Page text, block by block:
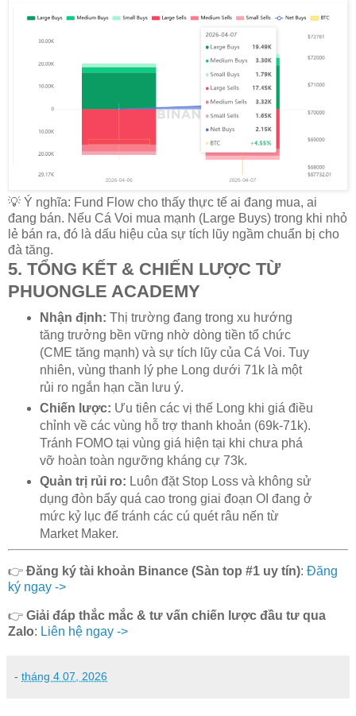
💡 Ý nghĩa: Fund Flow cho thấy thực tế ai đang mua, ai
đang bán. Nếu Cá Voi mua mạnh (Large Buys) trong khi nhỏ
lẻ bán ra, đó là dấu hiệu của sự tích lũy ngầm chuẩn bị cho
đà tăng.
5. TỔNG KẾT & CHIẾN LƯỢC TỪ
PHUONGLE ACADEMY
Nhận định: Thị trường đang trong xu hướng
tăng trưởng bền vững nhờ dòng tiền tổ chức
(CME tăng mạnh) và sự tích lũy của Cá Voi. Tuy
nhiên, vùng thanh lý phe Long dưới 71k là một
rủi ro ngắn hạn cần lưu ý.
Chiến lược: Ưu tiên các vị thế Long khi giá điều
chỉnh về các vùng hỗ trợ thanh khoản (69k-71k).
Tránh FOMO tại vùng giá hiện tại khi chưa phá
vỡ hoàn toàn ngưỡng kháng cự 73k.
Quản trị rủi ro: Luôn đặt Stop Loss và không sử
dụng đòn bẩy quá cao trong giai đoạn OI đang ở
mức kỷ lục để tránh các cú quét râu nến từ
Market Maker.
👉 Đăng ký tài khoản Binance (Sàn top #1 uy tín): Đăng
ký ngay ->
👉 Giải đáp thắc mắc & tư vấn chiến lược đầu tư qua
Zalo: Liên hệ ngay ->
- tháng 4 07, 2026